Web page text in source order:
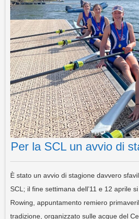
Per la SCL un avvio di
È stato un avvio di stagione davvero
SCL; il fine settimana dell’11 e 12 aprile
Rowing, appuntamento remiero
tradizione, organizzato sulle acque del